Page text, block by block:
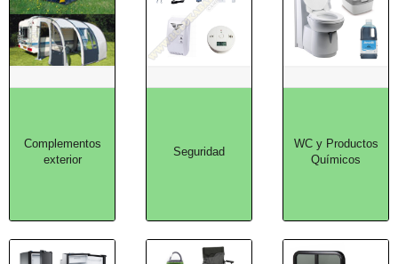
Complementos
exterior
Seguridad
WC y Productos
Químicos